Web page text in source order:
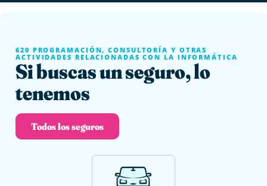
620 PROGRAMACIÓN, CONSULTORÍA Y OTRAS
ACTIVIDADES RELACIONADAS CON LA INFORMÁTICA
Si buscas un seguro, lo
tenemos
Todos los seguros